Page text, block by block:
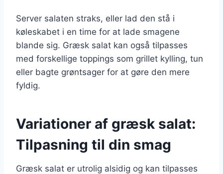
Server salaten straks, eller lad den stå i
køleskabet i en time for at lade smagene
blande sig. Græsk salat kan også tilpasses
med forskellige toppings som grillet kylling, tun
eller bagte grøntsager for at gøre den mere
fyldig.
Variationer af græsk salat:
Tilpasning til din smag
Græsk salat er utrolig alsidig og kan tilpasses